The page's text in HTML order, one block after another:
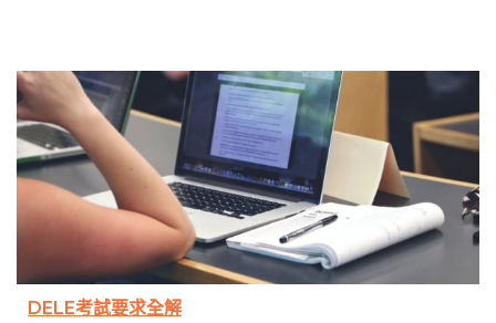
DELE考試要求全解